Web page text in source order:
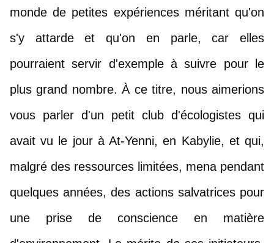
monde de petites expériences méritant qu'on
s'y attarde et qu'on en parle, car elles
pourraient servir d'exemple à suivre pour le
plus grand nombre. À ce titre, nous aimerions
vous parler d'un petit club d'écologistes qui
avait vu le jour à At-Yenni, en Kabylie, et qui,
malgré des ressources limitées, mena pendant
quelques années, des actions salvatrices pour
une prise de conscience en matière